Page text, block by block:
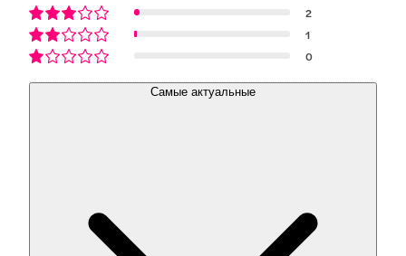
2
1
0
Самые актуальные